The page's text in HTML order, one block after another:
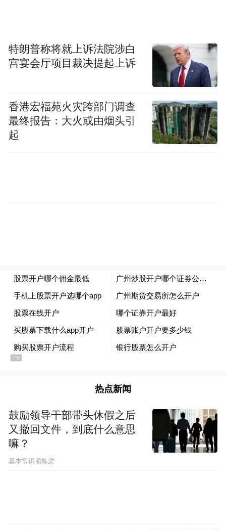
条，刚劲而畅顺的“一笔过”画法，让观者远
看似迎风飞动的飘忽感，加强了画面中仙人
的生动性。游戏场景对壁画的骨肉、衣饰、
神情加以还原。
《黑神话：悟空》游戏画面（上）与永乐宫壁画
众号
游戏中，玩家虽然不能直接看到这些壁画的
全貌，但通过细腻的画风和精心的设计，壁
特朗普称将就上诉法院涉白
宫宴会厅项目裁决提起上诉
香港宏福苑火灾跨部门调查
最终报告：大火或由烟头引
起
热点新闻
鼓励领导干部带头休假之后
又撤回文件，到底什么意思
嘛？
基本常识项栋梁